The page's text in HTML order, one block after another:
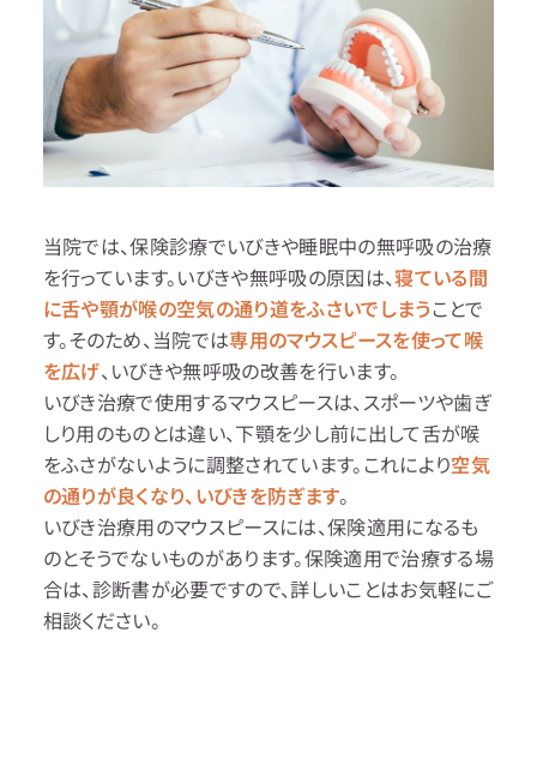
当院では、保険診療でいびきや睡眠中の無呼吸の治療
を行っています。いびきや無呼吸の原因は、寝ている間
に舌や顎が喉の空気の通り道をふさいでしまうことで
す。そのため、当院では専用のマウスピースを使って喉
を広げ、いびきや無呼吸の改善を行います。
いびき治療で使用するマウスピースは、スポーツや歯ぎ
しり用のものとは違い、下顎を少し前に出して舌が喉
をふさがないように調整されています。これにより空気
の通りが良くなり、いびきを防ぎます。
いびき治療用のマウスピースには、保険適用になるも
のとそうでないものがあります。保険適用で治療する場
合は、診断書が必要ですので、詳しいことはお気軽にご
相談ください。